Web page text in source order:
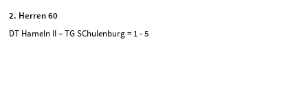
2. Herren 60
DT Hameln II – TG SChulenburg = 1 - 5